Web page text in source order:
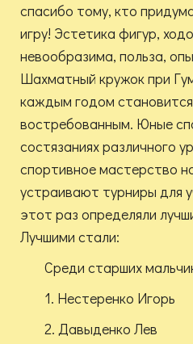
спасибо тому, кто
игру! Эстетика фигур,
невообразима, польза,
Шахматный кружок при
каждым годом
востребованным. Юные
состязаниях различного
спортивное мастерство
устраивают турниры для
этот раз определяли
Лучшими стали:
Среди старших
1. Нестеренко Игорь
2. Давыденко Лев